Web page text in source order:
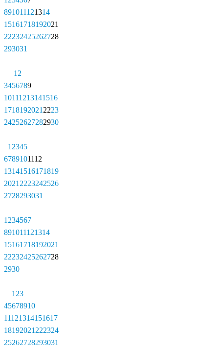
891011121314
15161718192021
22232425262728
293031
1 2
3456789
10111213141516
1718192021 2223
24252627282930
1 2345
6789101112
13141516171819
2021 2223242526
2728293031
1 234567
891011121314
15161718192021
22232425262728
2930
1 23
45678910
11121314151617
18192021 222324
25262728293031